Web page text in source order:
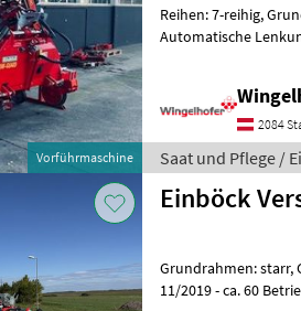
Vorführmaschine
Reihen: 7-reihig,
Automatische
2084
Saat und Pflege /
Einböck
Grundrahmen: starr,
11/2019 - ca. 60 Betriebsstunden -